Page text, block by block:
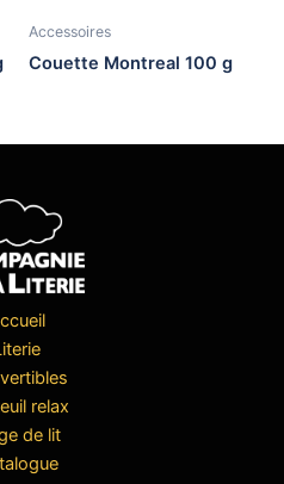
Accessoires
Couette Montreal 100 g
relax
de lit